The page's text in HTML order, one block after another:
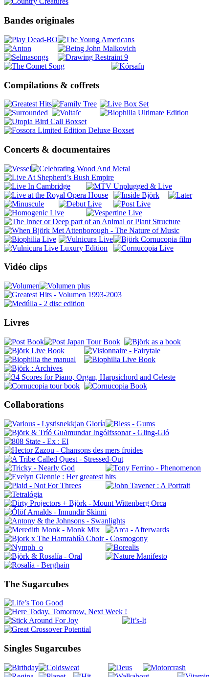
Bandes originales
Compilations & coffrets
Concerts & documentaires
Vidéo clips
Livres
Collaborations
The Sugarcubes
Singles Sugarcubes